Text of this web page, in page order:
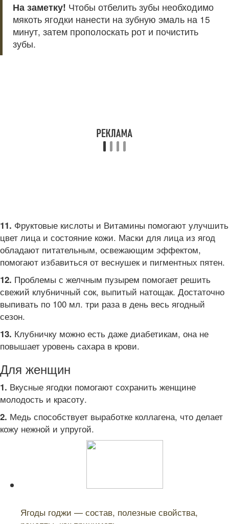
На заметку! Чтобы отбелить зубы необходимо
мякоть ягодки нанести на зубную эмаль на 15
минут, затем прополоскать рот и почистить
зубы.
11. Фруктовые кислоты и Витамины помогают улучшить
цвет лица и состояние кожи. Маски для лица из ягод
обладают питательным, освежающим эффектом,
помогают избавиться от веснушек и пигментных пятен.
12. Проблемы с желчным пузырем помогает решить
свежий клубничный сок, выпитый натощак. Достаточно
выпивать по 100 мл. три раза в день весь ягодный
сезон.
13. Клубничку можно есть даже диабетикам, она не
повышает уровень сахара в крови.
Для женщин
1. Вкусные ягодки помогают сохранить женщине
молодость и красоту.
2. Медь способствует выработке коллагена, что делает
кожу нежной и упругой.
Ягоды годжи — состав, полезные свойства,